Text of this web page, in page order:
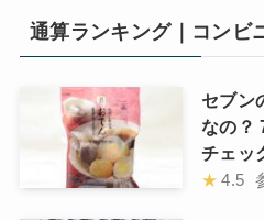
通算ランキング｜コンビ
セブン
なの？
チェッ
★ 4.5